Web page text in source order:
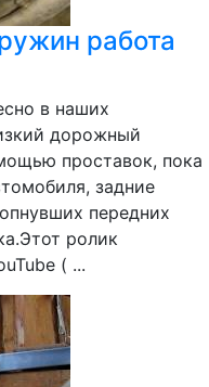
работа
в наших
дорожный
проставок, пока
задние
передних
ролик
( ...